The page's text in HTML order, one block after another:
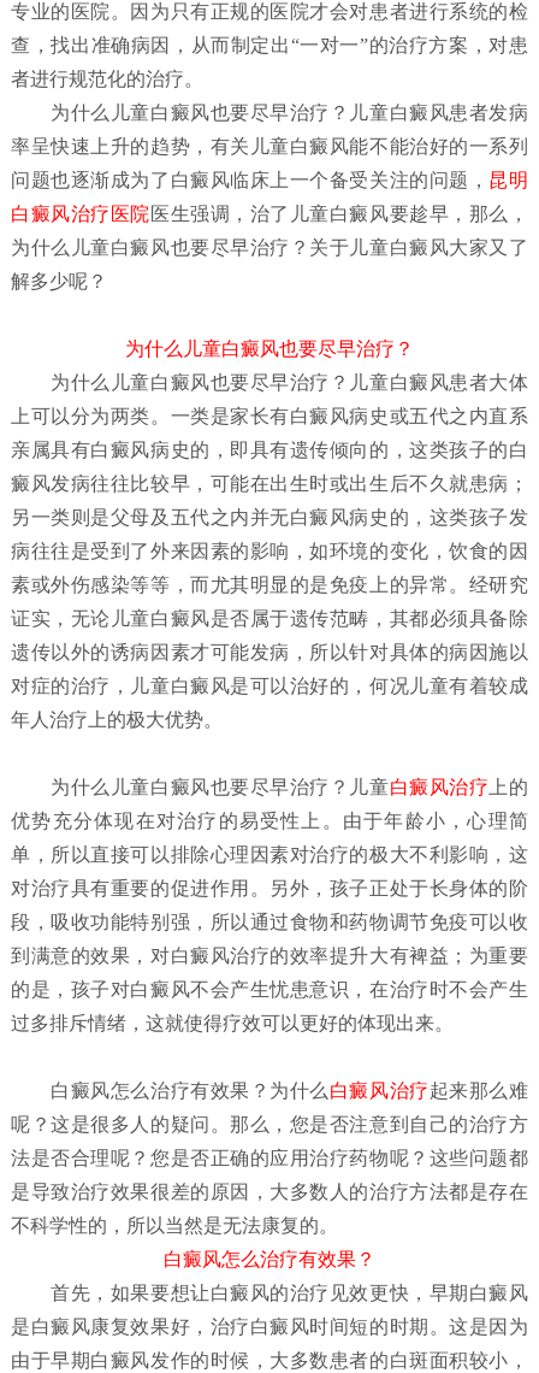
专业的医院。因为只有正规的医院才会对患者进行系统的检
查，找出准确病因，从而制定出“一对一”的治疗方案，对患
者进行规范化的治疗。
为什么儿童白癜风也要尽早治疗？ 儿童白癜风患者发病
率呈快速上升的趋势，有关儿童白癜风能不能治好的一系列
问题也逐渐成为了白癜风临床上一个备受关注的问题， 昆明
白癜风治疗医院 医生强调，治了儿童白癜风要趁早，那么，
为什么儿童白癜风也要尽早治疗？关于儿童白癜风大家又了
解多少呢？
为什么儿童白癜风也要尽早治疗？
为什么儿童白癜风也要尽早治疗？ 儿童白癜风患者大体
上可以分为两类。一类是家长有白癜风病史或五代之内直系
亲属具有白癜风病史的，即具有遗传倾向的，这类孩子的白
癜风发病往往比较早，可能在出生时或出生后不久就患病；
另一类则是父母及五代之内并无白癜风病史的，这类孩子发
病往往是受到了外来因素的影响，如环境的变化，饮食的因
素或外伤感染等等，而尤其明显的是免疫上的异常。经研究
证实，无论儿童白癜风是否属于遗传范畴，其都必须具备除
遗传以外的诱病因素才可能发病，所以针对具体的病因施以
对症的治疗，儿童白癜风是可以治好的，何况儿童有着较成
年人治疗上的极大优势。
为什么儿童白癜风也要尽早治疗？ 儿童白癜风治疗 上的
优势充分体现在对治疗的易受性上。由于年龄小，心理简
单，所以直接可以排除心理因素对治疗的极大不利影响，这
对治疗具有重要的促进作用。另外，孩子正处于长身体的阶
段，吸收功能特别强，所以通过食物和药物调节免疫可以收
到满意的效果，对白癜风治疗的效率提升大有裨益；为重要
的是，孩子对白癜风不会产生忧患意识，在治疗时不会产生
过多排斥情绪，这就使得疗效可以更好的体现出来。
白癜风怎么治疗有效果？ 为什么 白癜风治疗起来那么难
呢？这是很多人的疑问。那么，您是否注意到自己的治疗方
法是否合理呢？您是否正确的应用治疗药物呢？这些问题都
是导致治疗效果很差的原因，大多数人的治疗方法都是存在
不科学性的，所以当然是无法康复的。
白癜风怎么治疗有效果？
首先，如果要想让白癜风的治疗见效更快，早期白癜风
是白癜风康复效果好，治疗白癜风时间短的时期。这是因为
由于早期白癜风发作的时候，大多数患者的白斑面积较小，